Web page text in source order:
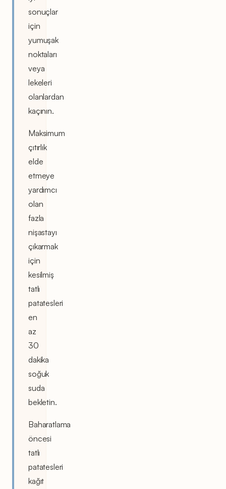
sonuçlar
için
yumuşak
noktaları
veya
lekeleri
olanlardan
kaçının.
Maksimum
çıtırlık
elde
etmeye
yardımcı
olan
fazla
nişastayı
çıkarmak
için
kesilmiş
tatlı
patatesleri
en
az
30
dakika
soğuk
suda
bekletin.
Baharatlama
öncesi
tatlı
patatesleri
kağıt